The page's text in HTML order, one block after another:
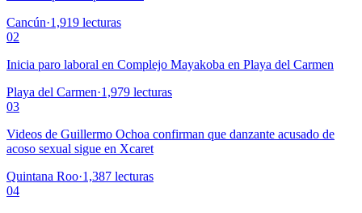
Cancún·1,919 lecturas
02
Inicia paro laboral en Complejo Mayakoba en Playa del Carmen
Playa del Carmen·1,979 lecturas
03
Videos de Guillermo Ochoa confirman que danzante acusado de
acoso sexual sigue en Xcaret
Quintana Roo·1,387 lecturas
04